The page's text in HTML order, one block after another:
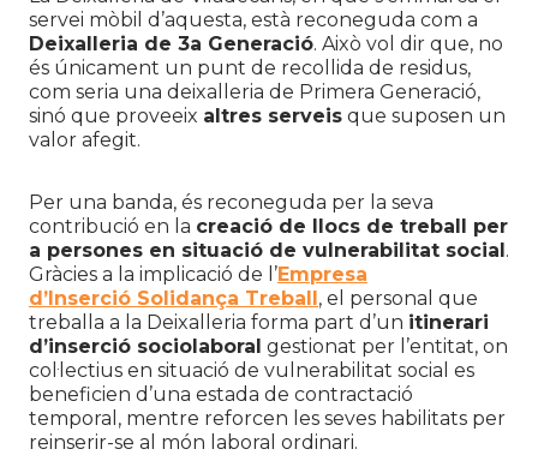
servei mòbil d’aquesta, està reconeguda com a
Deixalleria de 3a Generació. Això vol dir que, no
és únicament un punt de recollida de residus,
com seria una deixalleria de Primera Generació,
sinó que proveeix altres serveis que suposen un
valor afegit.
Per una banda, és reconeguda per la seva
contribució en la creació de llocs de treball per
a persones en situació de vulnerabilitat social.
Gràcies a la implicació de l’Empresa
d’Inserció Solidança Treball, el personal que
treballa a la Deixalleria forma part d’un itinerari
d’inserció sociolaboral gestionat per l’entitat, on
col·lectius en situació de vulnerabilitat social es
beneficien d’una estada de contractació
temporal, mentre reforcen les seves habilitats per
reinserir-se al món laboral ordinari.